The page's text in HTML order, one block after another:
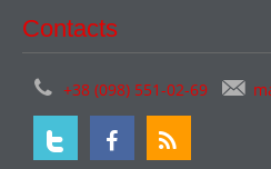
Contacts
+38 (098) 551-02-69